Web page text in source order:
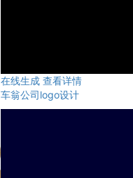
在线生成 查看详情
车翁公司logo设计